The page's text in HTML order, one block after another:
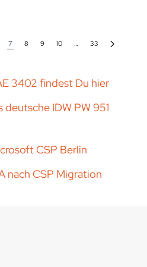
7 8 9 10 … 33
3402 findest Du hier
deutsche IDW PW 951
CSP Berlin
nach CSP Migration